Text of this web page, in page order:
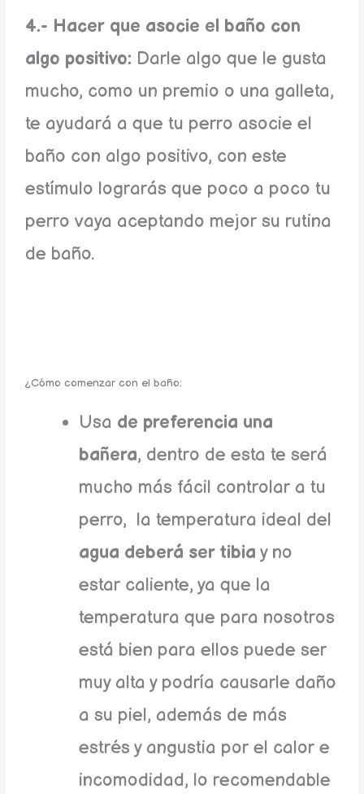
4.- Hacer que asocie el baño con
algo positivo: Darle algo que le gusta
mucho, como un premio o una galleta,
te ayudará a que tu perro asocie el
baño con algo positivo, con este
estímulo lograrás que poco a poco tu
perro vaya aceptando mejor su rutina
de baño.
¿Cómo comenzar con el baño:
Usa de preferencia una
bañera, dentro de esta te será
mucho más fácil controlar a tu
perro, la temperatura ideal del
agua deberá ser tibia y no
estar caliente, ya que la
temperatura que para nosotros
está bien para ellos puede ser
muy alta y podría causarle daño
a su piel, además de más
estrés y angustia por el calor e
incomodidad, lo recomendable